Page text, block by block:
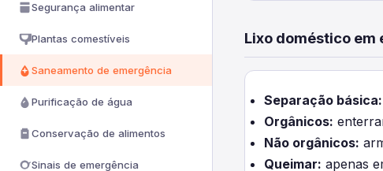
Segurança alimentar
Plantas comestíveis
Saneamento de emergência
Purificação de água
Conservação de alimentos
Sinais de emergência
Lixo doméstico em
Separação básica:
Orgânicos:
Não orgânicos:
Queimar: apenas